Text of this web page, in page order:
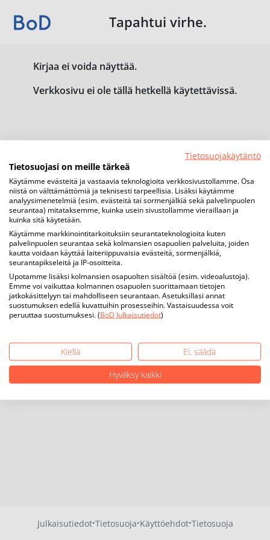
Tapahtui virhe.
Kirjaa ei voida näyttää.
Verkkosivu ei ole tällä hetkellä käytettävissä.
Julkaisutiedot·Tietosuoja·Käyttöehdot·Tietosuoja
Tietosuojakäytäntö
Tietosuojasi on meille tärkeä
Käytämme evästeitä ja vastaavia teknologioita verkkosivustollamme. Osa
niistä on välttämättömiä ja teknisesti tarpeellisia. Lisäksi käytämme
analyysimenetelmiä (esim. evästeitä tai sormenjälkiä sekä palvelinpuolen
seurantaa) mitataksemme, kuinka usein sivustollamme vieraillaan ja
kuinka sitä käytetään.
Käytämme markkinointitarkoituksiin seurantateknologioita kuten
palvelinpuolen seurantaa sekä kolmansien osapuolien palveluita, joiden
kautta voidaan käyttää laiteriippuvaisia evästeitä, sormenjälkiä,
seurantapikseleitä ja IP-osoitteita.
Upotamme lisäksi kolmansien osapuolten sisältöä (esim. videoalustoja).
Emme voi vaikuttaa kolmannen osapuolen suorittamaan tietojen
jatkokäsittelyyn tai mahdolliseen seurantaan. Asetuksillasi annat
suostumuksen edellä kuvattuihin prosesseihin. Vastaisuudessa voit
peruuttaa suostumuksesi. (BoD Julkaisutiedot)
Kiellä
Ei, säädä
Hyväksy kaikki